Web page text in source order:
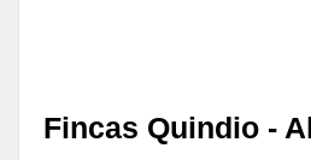
Fincas Quindio -